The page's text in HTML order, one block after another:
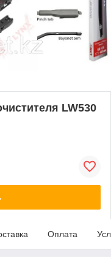
LW530
Оплата